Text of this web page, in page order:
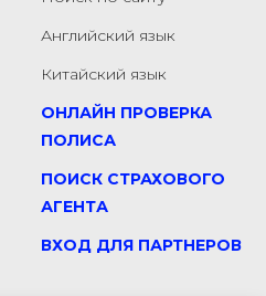
Английский язык
Китайский язык
ОНЛАЙН ПРОВЕРКА
ПОЛИСА
ПОИСК СТРАХОВОГО
АГЕНТА
ВХОД ДЛЯ ПАРТНЕРОВ